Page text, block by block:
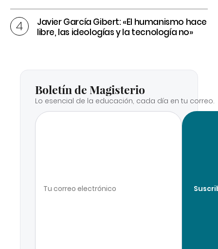
Javier García Gibert: «El humanismo hace
libre, las ideologías y la tecnología no»
Boletín de Magisterio
Lo esencial de la educación, cada día en tu correo.